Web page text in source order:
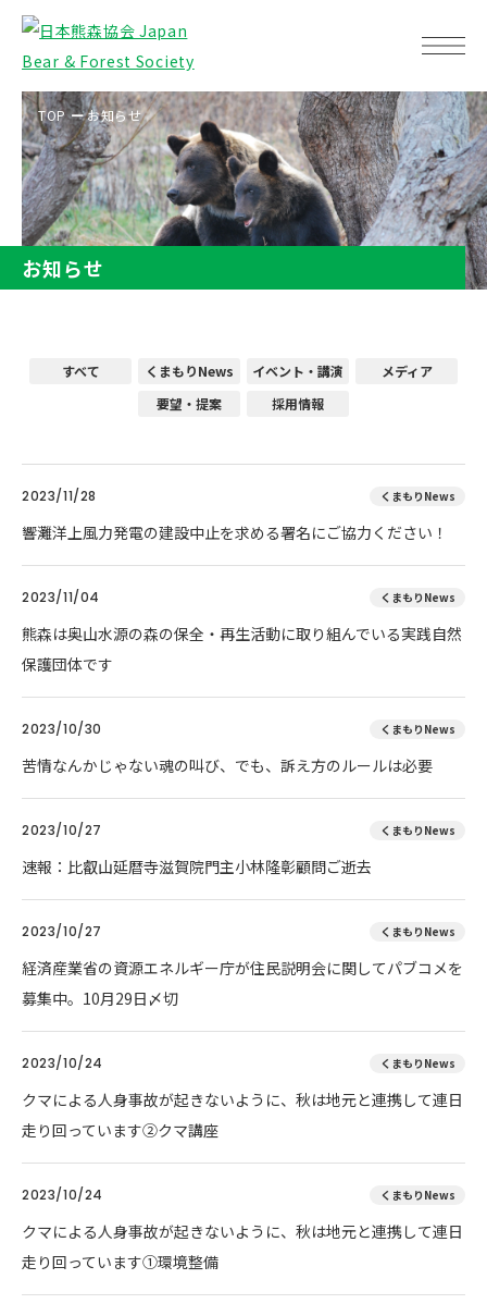
TOP お知らせ
お知らせ
すべて くまもりNews イベント・講演
メディア
要望・提案
採用情報
2023/11/28 くまもりNews
響灘洋上風力発電の建設中止を求める署名にご協力ください！
2023/11/04 くまもりNews
熊森は奥山水源の森の保全・再生活動に取り組んでいる実践自然
保護団体です
2023/10/30 くまもりNews
苦情なんかじゃない魂の叫び、でも、訴え方のルールは必要
2023/10/27 くまもりNews
速報：比叡山延暦寺滋賀院門主小林隆彰顧問ご逝去
2023/10/27 くまもりNews
経済産業省の資源エネルギー庁が住民説明会に関してパブコメを
募集中。10月29日〆切
2023/10/24 くまもりNews
クマによる人身事故が起きないように、秋は地元と連携して連日
走り回っています②クマ講座
2023/10/24 くまもりNews
クマによる人身事故が起きないように、秋は地元と連携して連日
走り回っています①環境整備